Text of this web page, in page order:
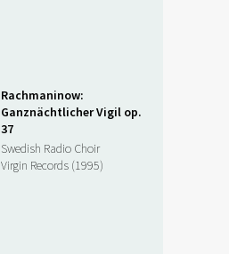
Rachmaninow:
Ganznächtlicher Vigil op.
37
Swedish Radio Choir
Virgin Records (1995)